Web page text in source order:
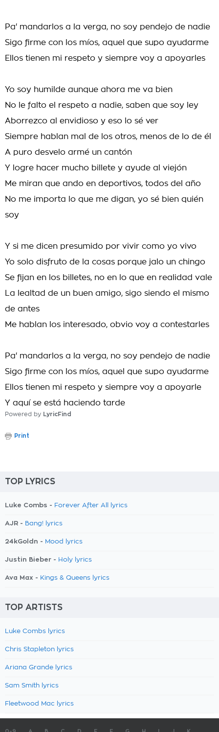
Pa' mandarlos a la verga, no soy pendejo de nadie
Sigo firme con los míos, aquel que supo ayudarme
Ellos tienen mi respeto y siempre voy a apoyarles
Yo soy humilde aunque ahora me va bien
No le falto el respeto a nadie, saben que soy ley
Aborrezco al envidioso y eso lo sé ver
Siempre hablan mal de los otros, menos de lo de él
A puro desvelo armé un cantón
Y logre hacer mucho billete y ayude al viejón
Me miran que ando en deportivos, todos del año
No me importa lo que me digan, yo sé bien quién
soy
Y si me dicen presumido por vivir como yo vivo
Yo solo disfruto de la cosas porque jalo un chingo
Se fijan en los billetes, no en lo que en realidad vale
La lealtad de un buen amigo, sigo siendo el mismo
de antes
Me hablan los interesado, obvio voy a contestarles
Pa' mandarlos a la verga, no soy pendejo de nadie
Sigo firme con los míos, aquel que supo ayudarme
Ellos tienen mi respeto y siempre voy a apoyarle
Y aquí se está haciendo tarde
Powered by LyricFind
Print
TOP LYRICS
Luke Combs - Forever After All lyrics
AJR - Bang! lyrics
24kGoldn - Mood lyrics
Justin Bieber - Holy lyrics
Ava Max - Kings & Queens lyrics
TOP ARTISTS
Luke Combs lyrics
Chris Stapleton lyrics
Ariana Grande lyrics
Sam Smith lyrics
Fleetwood Mac lyrics